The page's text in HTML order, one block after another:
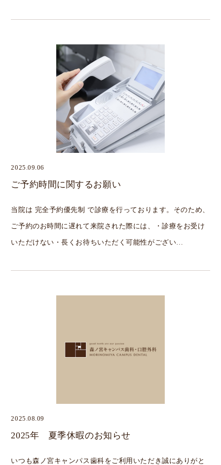
2025.09.06
ご予約時間に関するお願い
当院は 完全予約優先制 で診療を行っております。そのため、
ご予約のお時間に遅れて来院された際には、・診療をお受け
いただけない・長くお待ちいただく可能性がござい…
2025.08.09
2025年 夏季休暇のお知らせ
いつも森ノ宮キャンパス歯科をご利用いただき誠にありがと